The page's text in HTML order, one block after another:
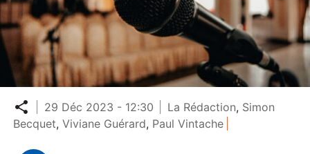
Partager
29 Déc 2023 - 12:30 La Rédaction, Simon
Becquet,Viviane Guérard, Paul Vintache